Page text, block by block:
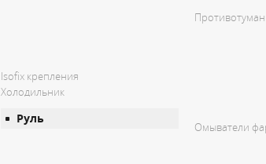
Isofix крепления
Холодильник
Руль
Омыватели